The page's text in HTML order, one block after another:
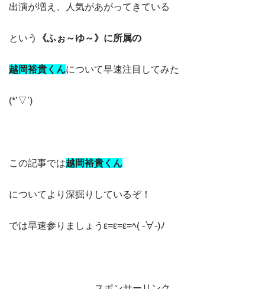
出演が増え、人気があがってきている
という 《ふぉ～ゆ～》に所属の
越岡裕貴くんについて早速注目してみた
(*’▽’)
この記事では越岡裕貴くん
についてより深掘りしているぞ！
では早速参りましょうε=ε=ε=ﾍ( -∀-)ﾉ